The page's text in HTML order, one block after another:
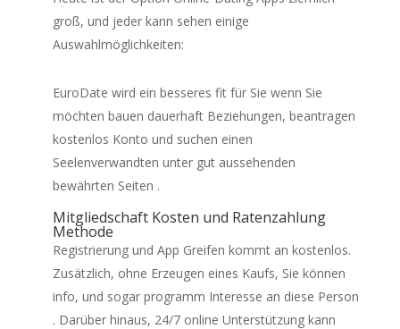
groß, und jeder kann sehen einige
Auswahlmöglichkeiten:
EuroDate wird ein besseres fit für Sie wenn Sie
möchten bauen dauerhaft Beziehungen, beantragen
kostenlos Konto und suchen einen
Seelenverwandten unter gut aussehenden
bewährten Seiten .
Mitgliedschaft Kosten und Ratenzahlung
Methode
Registrierung und App Greifen kommt an kostenlos.
Zusätzlich, ohne Erzeugen eines Kaufs, Sie können
info, und sogar programm Interesse an diese Person
. Darüber hinaus, 24/7 online Unterstützung kann